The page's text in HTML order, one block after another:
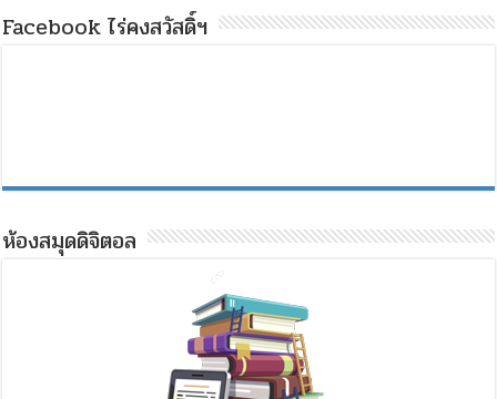
Facebook ไร่คงสวัสดิ์ฯ
ห้องสมุดดิจิตอล